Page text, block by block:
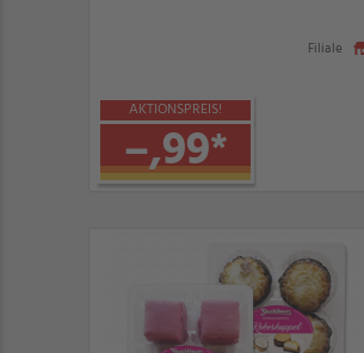
AKTIONSPREIS!
–,99*
Filiale